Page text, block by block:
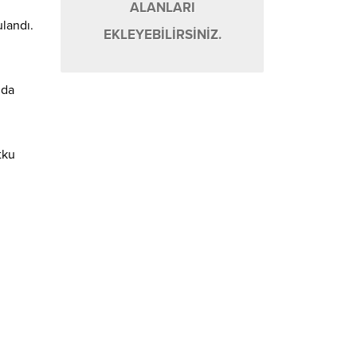
ALANLARI
EKLEYEBİLİRSİNİZ.